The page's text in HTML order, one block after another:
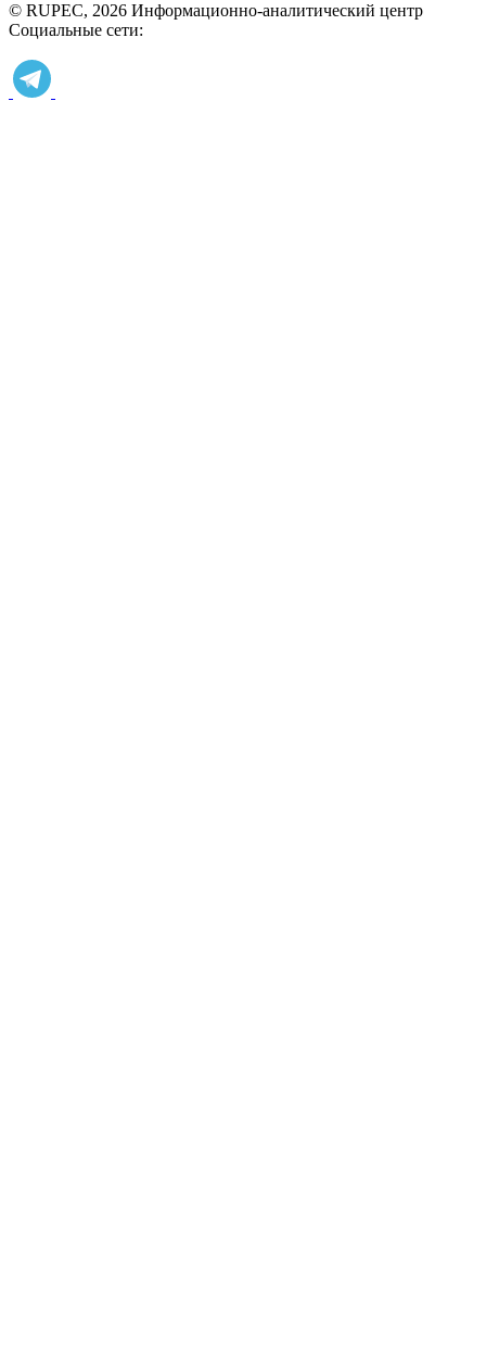
© RUPEC, 2026 Информационно-аналитический центр
Социальные сети: